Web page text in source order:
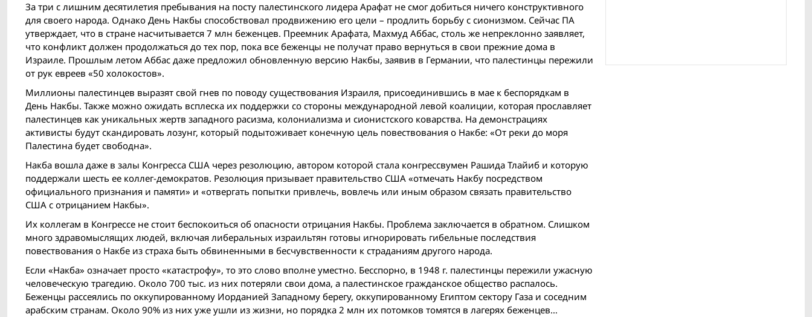
За три с лишним десятилетия пребывания на посту палестинского лидера Арафат не смог добиться ничего конструктивного
для своего народа. Однако День Накбы способствовал продвижению его цели – продлить борьбу с сионизмом. Сейчас ПА
утверждает, что в стране насчитывается 7 млн беженцев. Преемник Арафата, Махмуд Аббас, столь же непреклонно заявляет,
что конфликт должен продолжаться до тех пор, пока все беженцы не получат право вернуться в свои прежние дома в
Израиле. Прошлым летом Аббас даже предложил обновленную версию Накбы, заявив в Германии, что палестинцы пережили
от рук евреев «50 холокостов».
Миллионы палестинцев выразят свой гнев по поводу существования Израиля, присоединившись в мае к беспорядкам в
День Накбы. Также можнo ожидать всплеска их поддержки со стороны международной левой коалиции, которая прославляет
палестинцев как уникальных жертв западного расизма, колониализма и сионистского коварства. На демонстрациях
активисты будут скандировать лозунг, который подытоживает конечную цель повествования о Накбе: «От реки до моря
Палестина будет свободна».
Накба вошла даже в залы Конгресса США через резолюцию, автором которой стала конгрессвумен Рашида Тлайиб и которую
поддержали шесть ее коллег-демократов. Резолюция призывает правительство США «отмечать Накбу посредством
официального признания и памяти» и «отвергать попытки привлечь, вовлечь или иным образом связать правительство
США с отрицанием Накбы».
Их коллегам в Конгрессе не стоит беспокоиться об опасности отрицания Накбы. Проблема заключается в обратном. Слишком
много здравомыслящих людей, включая либеральных израильтян готовы игнорировать гибельные последствия
повествования о Накбе из страха быть обвиненными в бесчувственности к страданиям другого народа.
Если «Накба» означает просто «катастрофу», то это слово вполне уместно. Бесспорно, в 1948 г. палестинцы пережили ужасную
человеческую трагедию. Около 700 тыс. из них потеряли свои дома, а палестинское гражданское общество распалось.
Беженцы рассеялись по оккупированному Иорданией Западному берегу, оккупированному Египтом сектору Газа и соседним
арабским странам. Около 90% из них уже ушли из жизни, но порядка 2 млн их потомков томятся в лагерях беженцев…